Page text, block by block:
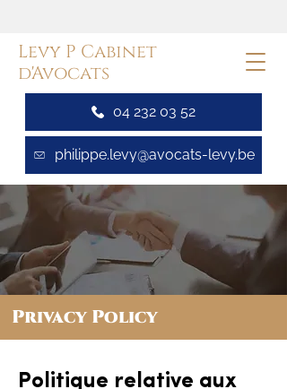
Levy P Cabinet
d'Avocats
04 232 03 52
philippe.levy@avocats-levy.be
Privacy Policy
Politique relative aux